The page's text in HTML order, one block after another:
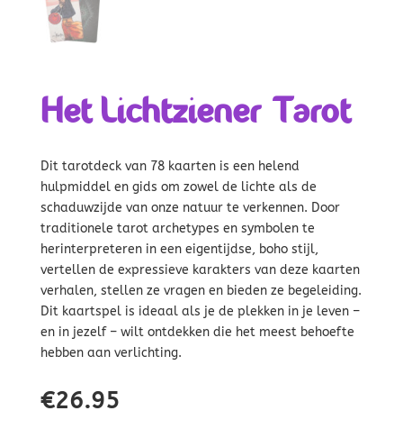
Het Lichtziener Tarot
Dit tarotdeck van 78 kaarten is een helend
hulpmiddel en gids om zowel de lichte als de
schaduwzijde van onze natuur te verkennen. Door
traditionele tarot archetypes en symbolen te
herinterpreteren in een eigentijdse, boho stijl,
vertellen de expressieve karakters van deze kaarten
verhalen, stellen ze vragen en bieden ze begeleiding.
Dit kaartspel is ideaal als je de plekken in je leven –
en in jezelf – wilt ontdekken die het meest behoefte
hebben aan verlichting.
€26.95